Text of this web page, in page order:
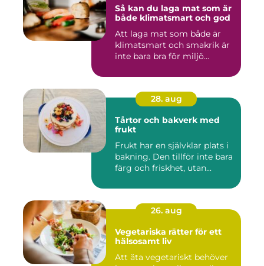
Så kan du laga mat som är
både klimatsmart och god
Att laga mat som både är
klimatsmart och smakrik är
inte bara bra för miljö...
28. aug
Tårtor och bakverk med
frukt
Frukt har en självklar plats i
bakning. Den tillför inte bara
färg och friskhet, utan...
26. aug
Vegetariska rätter för ett
hälsosamt liv
Att äta vegetariskt behöver